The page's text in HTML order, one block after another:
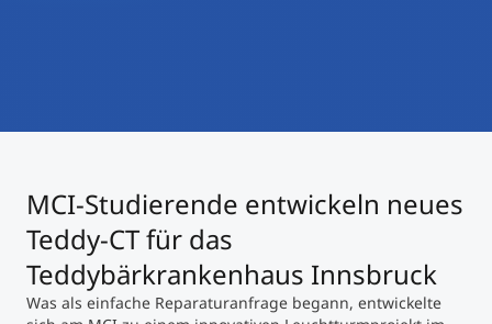
Micro Credentials
Masterclasses
Management-Seminare
MCI-Studierende entwickeln neues
Teddy-CT für das
Teddybärkrankenhaus Innsbruck
Was als einfache Reparaturanfrage begann, entwickelte